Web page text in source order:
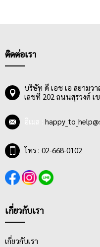
รักการจดบันทึกเหตุการณ์ต่าง
ติดต่อเรา
บริษัท ดี เอช เอ สยามวา
เลขที่ 202 ถนนสุรวงศ์ เ
โทร : 02-668-0102
เกี่ยวกับเรา
เกี่ยวกับเรา